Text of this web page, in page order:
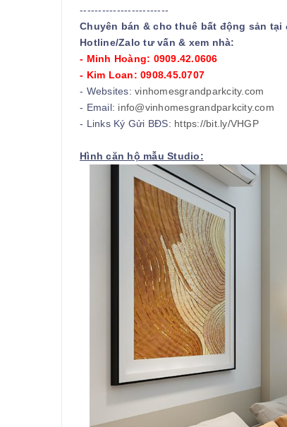
------------------------
Chuyên bán & cho thuê bất động sản tại
Hotline/Zalo tư vấn & xem nhà:
- Minh Hoàng: 0909.42.0606
- Kim Loan: 0908.45.0707
- Websites: vinhomesgrandparkcity.com
- Email: info@vinhomesgrandparkcity.com
- Links Ký Gửi BĐS: https://bit.ly/VHGP
Hình căn hộ mẫu Studio: